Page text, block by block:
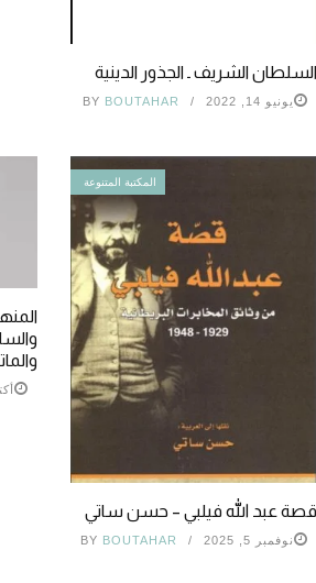
السلطان الشريف ـ الجذور الدينية
يونيو 14, 2022 BY BOUTAHAR
المكتبة المتنوعة
قصة عبد الله فيلبي – حسن ساتي
نوفمبر 5, 2025 BY BOUTAHAR